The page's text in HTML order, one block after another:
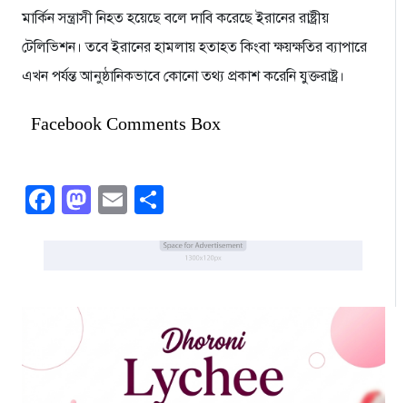
মার্কিন সন্ত্রাসী নিহত হয়েছে বলে দাবি করেছে ইরানের রাষ্ট্রীয়
টেলিভিশন। তবে ইরানের হামলায় হতাহত কিংবা ক্ষয়ক্ষতির ব্যাপারে
এখন পর্যন্ত আনুষ্ঠানিকভাবে কোনো তথ্য প্রকাশ করেনি যুক্তরাষ্ট্র।
Facebook Comments Box
Facebook
Mastodon
Email